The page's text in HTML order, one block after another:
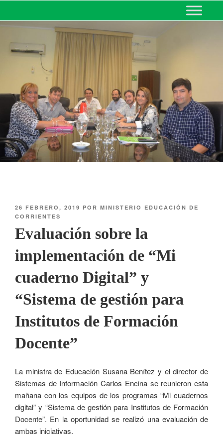
MINISTERIO DE EDUCACIÓN
DE CORRIENTES
26 FEBRERO, 2019 POR MINISTERIO EDUCACIÓN DE
CORRIENTES
Evaluación sobre la
implementación de “Mi
cuaderno Digital” y
“Sistema de gestión para
Institutos de Formación
Docente”
La ministra de Educación Susana Benítez y el director de
Sistemas de Información Carlos Encina se reunieron esta
mañana con los equipos de los programas “Mi cuadernos
digital” y “Sistema de gestión para Institutos de Formación
Docente”. En la oportunidad se realizó una evaluación de
ambas iniciativas.